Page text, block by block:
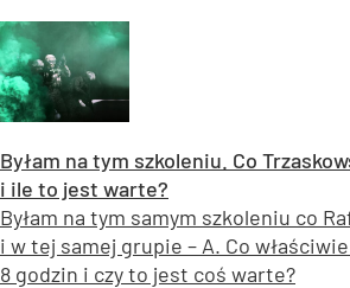
Byłam na tym szkoleniu. Co
i ile to jest warte?
Byłam na tym samym szkoleniu co
i w tej samej grupie – A. Co
8 godzin i czy to jest coś warte?